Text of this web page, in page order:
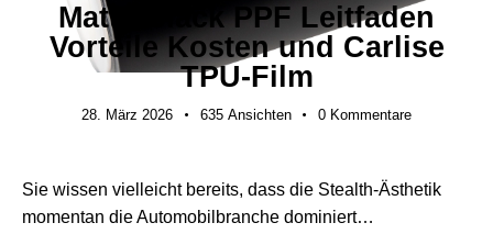
Matte Black PPF Leitfaden
Vorteile Kosten und Carlise
TPU-Film
28. März 2026 635 Ansichten 0 Kommentare
Sie wissen vielleicht bereits, dass die Stealth-Ästhetik
momentan die Automobilbranche dominiert…